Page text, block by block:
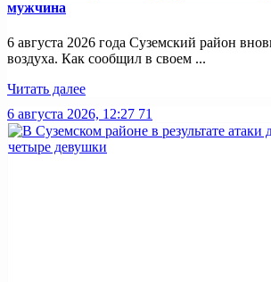
мужчина
6 августа 2026 года Суземский район
воздуха. Как сообщил в своем ...
Читать далее
6 августа 2026, 12:27 71